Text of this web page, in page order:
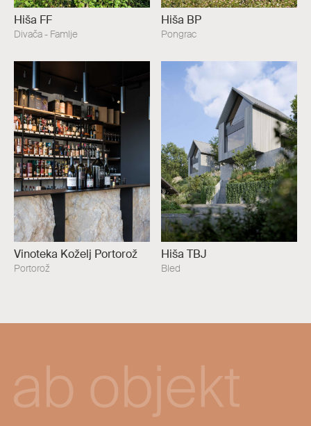
Hiša FF
Divača - Famlje
Hiša BP
Pongrac
Vinoteka Koželj Portorož
Portorož
Hiša TBJ
Bled